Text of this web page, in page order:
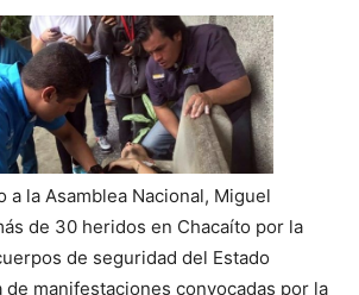
a la Asamblea Nacional, Miguel
de 30 heridos en Chacaíto por la
de seguridad del Estado
de manifestaciones convocadas por la